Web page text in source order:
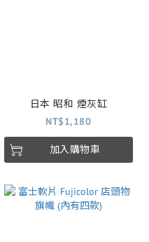
日本 昭和 煙灰缸
NT$1,180
加入購物車